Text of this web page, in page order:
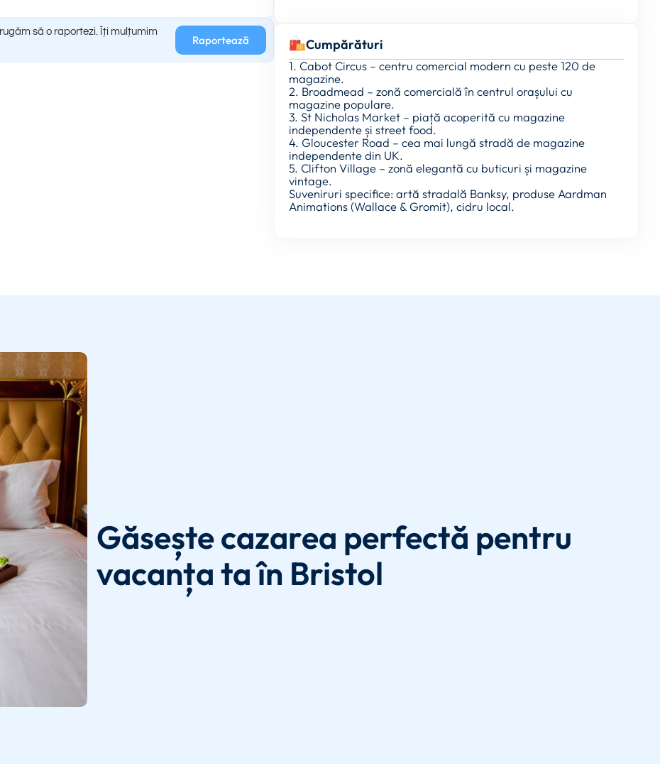
să o raportezi. Îți mulțumim
Raportează Cumpărături
1. Cabot Circus – centru comercial modern cu peste 120 de
magazine.
2. Broadmead – zonă comercială în centrul orașului cu
magazine populare.
3. St Nicholas Market – piață acoperită cu magazine
independente și street food.
4. Gloucester Road – cea mai lungă stradă de magazine
independente din UK.
5. Clifton Village – zonă elegantă cu buticuri și magazine
vintage.
Suveniruri specifice: artă stradală Banksy, produse Aardman
Animations (Wallace & Gromit), cidru local.
Găsește cazarea perfectă pentru
vacanța ta în Bristol